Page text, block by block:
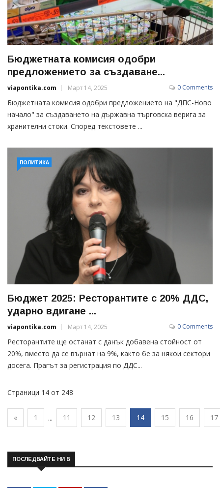
Бюджетната комисия одобри
предложението за създаване...
viapontika.com Март 14, 2025 0 Comments
Бюджетната комисия одобри предложението на "ДПС-Ново
начало" за създаването на държавна търговска верига за
хранителни стоки. Според текстовете ...
ПОЛИТИКА
Бюджет 2025: Ресторантите с 20% ДДС,
ударно вдигане ...
viapontika.com Март 14, 2025 0 Comments
Ресторантите ще останат с данък добавена стойност от
20%, вместо да се върнат на 9%, както бе за някои сектори
досега. Прагът за регистрация по ДДС...
Страници 14 от 248
« 1 ... 11 12 13 14 15 16 17
ПОСЛЕДВАЙТЕ НИ В